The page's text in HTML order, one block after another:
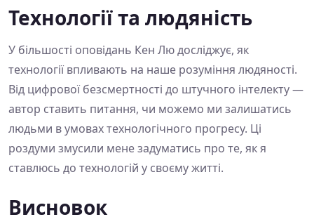
Технології та людяність
У більшості оповідань Кен Лю досліджує, як
технології впливають на наше розуміння людяності.
Від цифрової безсмертності до штучного інтелекту —
автор ставить питання, чи можемо ми залишатись
людьми в умовах технологічного прогресу. Ці
роздуми змусили мене задуматись про те, як я
ставлюсь до технологій у своєму житті.
Висновок